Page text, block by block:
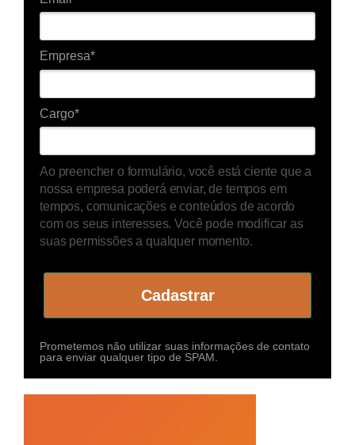
Empresa*
Cargo*
Ao preencher o formulário, você está ciente que a
nossa empresa poderá enviar, de tempos em
tempos, comunicações e conteúdos de acordo
com os seus interesses. Você pode modificar as
suas permissões a qualquer momento.
Cadastrar
Prometemos não utilizar suas informações de contato
para enviar qualquer tipo de SPAM.